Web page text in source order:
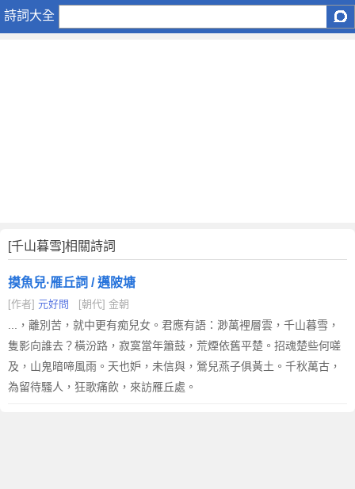
詩詞大全
千
[千山暮雪]相關詩詞
摸魚兒·雁丘詞 / 邁陂塘
[作者] 元好問 [朝代] 金朝
...，離別苦，就中更有痴兒女。君應有語：渺萬裡層雲，千山暮雪，
隻影向誰去？橫汾路，寂寞當年簫鼓，荒煙依舊平楚。招魂楚些何嗟
及，山鬼暗啼風雨。天也妒，未信與，鶯兒燕子俱黃土。千秋萬古，
為留待騷人，狂歌痛飲，來訪雁丘處。